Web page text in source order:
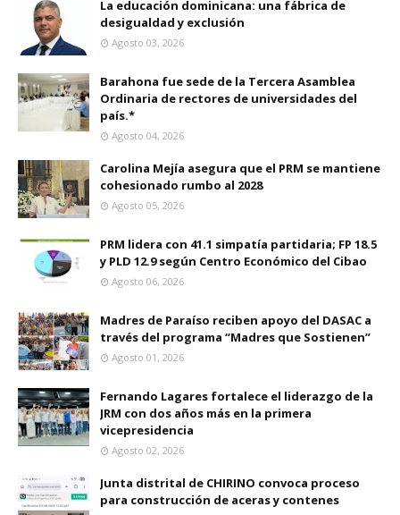
La educación dominicana: una fábrica de
desigualdad y exclusión
Agosto 03, 2026
Barahona fue sede de la Tercera Asamblea
Ordinaria de rectores de universidades del
país.*
Agosto 04, 2026
Carolina Mejía asegura que el PRM se mantiene
cohesionado rumbo al 2028
Agosto 05, 2026
PRM lidera con 41.1 simpatía partidaria; FP 18.5
y PLD 12.9 según Centro Económico del Cibao
Agosto 06, 2026
Madres de Paraíso reciben apoyo del DASAC a
través del programa “Madres que Sostienen”
Agosto 01, 2026
Fernando Lagares fortalece el liderazgo de la
JRM con dos años más en la primera
vicepresidencia
Agosto 02, 2026
Junta distrital de CHIRINO convoca proceso
para construcción de aceras y contenes